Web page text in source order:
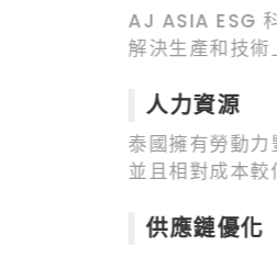
AJ ASIA ESG
解決生產和技
人力資源
泰國擁有勞動
並且相對成本較
供應鏈優化